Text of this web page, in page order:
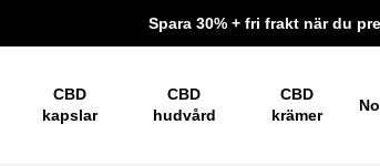
Spara 30% + fri frakt när du
CBD
kapslar
CBD
hudvård
CBD
krämer